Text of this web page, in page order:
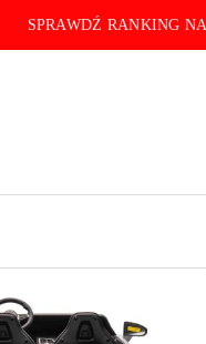
SPRAWDŹ RANKING